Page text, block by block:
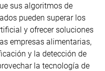
sus algoritmos de
pueden superar los
y ofrecer soluciones
empresas alimentarias,
y la detección de
la tecnología de